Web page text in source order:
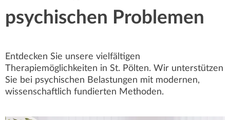
psychischen Problemen
Entdecken Sie unsere vielfältigen
Therapiemöglichkeiten in St. Pölten. Wir unterstützen
Sie bei psychischen Belastungen mit modernen,
wissenschaftlich fundierten Methoden.